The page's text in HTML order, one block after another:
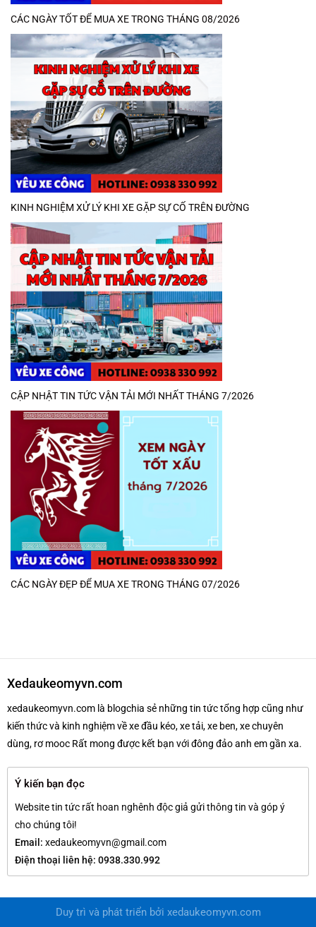
CÁC NGÀY TỐT ĐỂ MUA XE TRONG THÁNG 08/2026
KINH NGHIỆM XỬ LÝ KHI XE GẶP SỰ CỐ TRÊN ĐƯỜNG
CẬP NHẬT TIN TỨC VẬN TẢI MỚI NHẤT THÁNG 7/2026
CÁC NGÀY ĐẸP ĐỂ MUA XE TRONG THÁNG 07/2026
Xedaukeomyvn.com
xedaukeomyvn.com là blogchia sẻ những tin tức tổng hợp cũng như
kiến thức và kinh nghiệm về xe đầu kéo, xe tải, xe ben, xe chuyên
dùng, rơ mooc Rất mong được kết bạn với đông đảo anh em gần xa.
Ý kiến bạn đọc
Website tin tức rất hoan nghênh độc giả gửi thông tin và góp ý
cho chúng tôi!
Email: xedaukeomyvn@gmail.com
Điện thoại liên hệ: 0938.330.992
Duy trì và phát triển bởi xedaukeomyvn.com